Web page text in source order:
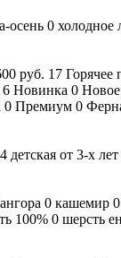
осень 0 холодное
руб. 17 Горячее
6 Новинка 0
0 Премиум 0
детская от 3-х лет
ангора 0 кашемир 0
100% 0 шерсть